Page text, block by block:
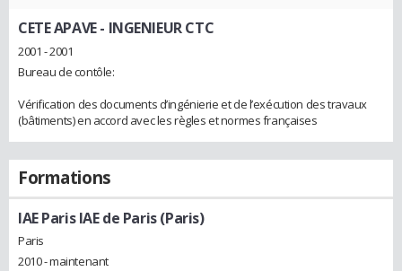
CETE APAVE- INGENIEUR CTC
2001 - 2001
Bureau de contôle:
Vérification des documents d’ingénierie et de l’exécution des travaux
(bâtiments) en accord avec les règles et normes françaises
Formations
IAE Paris IAE de Paris (Paris)
Paris
2010 - maintenant